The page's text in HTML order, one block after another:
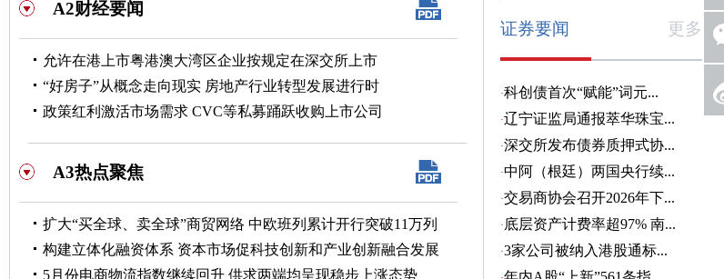
A2财经要闻
允许在港上市粤港澳大湾区企业按规定在深交所上市
“好房子”从概念走向现实 房地产行业转型发展进行时
政策红利激活市场需求 CVC等私募踊跃收购上市公司
A3热点聚焦
扩大“买全球、卖全球”商贸网络 中欧班列累计开行突破11万列
构建立体化融资体系 资本市场促科技创新和产业创新融合发展
5月份电商物流指数继续回升 供求两端均呈现稳步上涨态势
更多
证券要闻